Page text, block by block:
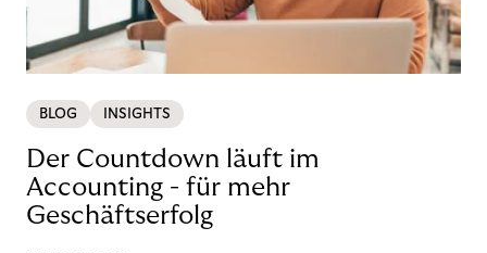
BLOG INSIGHTS
Der Countdown läuft im
Accounting - für mehr
Geschäftserfolg